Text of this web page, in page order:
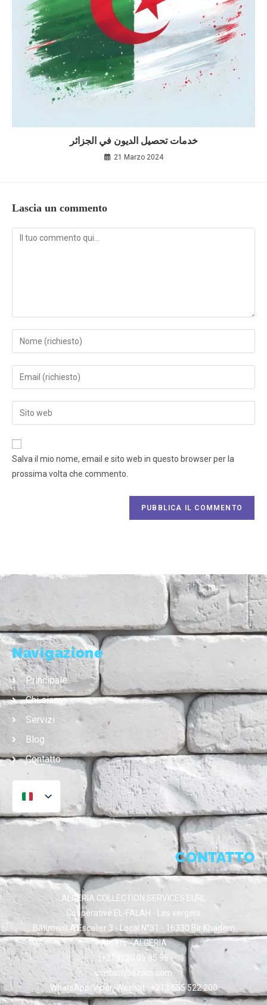
خدمات تحصيل الديون في الجزائر
21 Marzo 2024
Lascia un commento
Salva il mio nome, email e sito web in questo browser per la
prossima volta che commento.
Navigazione
Principale
Chi siamo
Servizi
Blog
Contatto
CONTATTO
ALGERIA COLLECTION SERVICES EURL
Coopérative EL-FALAH - Les vergers
Bâtiment A Escalier 3 - Local N°31 - 16330 Bir Khadem
Algiers - ALGERIA
(+213) 20 05 85 96
contact@dzacs.com
WhatsApp/Viber/Wechat : +213 555 522 200